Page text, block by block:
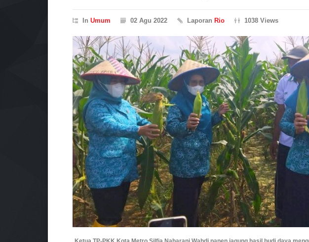
In Umum 02 Agu 2022 Laporan Rio 1038 Views